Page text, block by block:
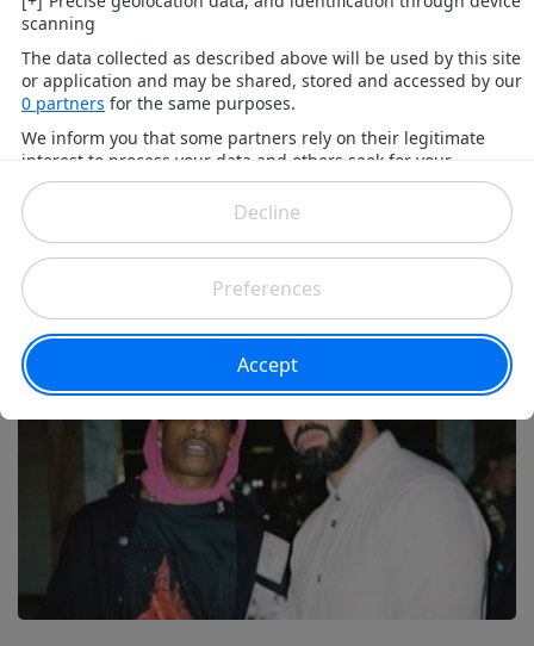
Rihanna fait sensation à la Barbade
: une apparition spectaculaire pour
le Grand Kadooment Day
De retour dans son pays natal, Rihanna a une nouvelle
fois marqué les esprits lors du Grand Kadooment Day
à la Barbade. Vêtue d’un costume spectaculaire
composé de plumes, de pierres précieuses et de
détails scintillants, la star a célébré l’une des traditions
culturelles les plus importantes de l’île.